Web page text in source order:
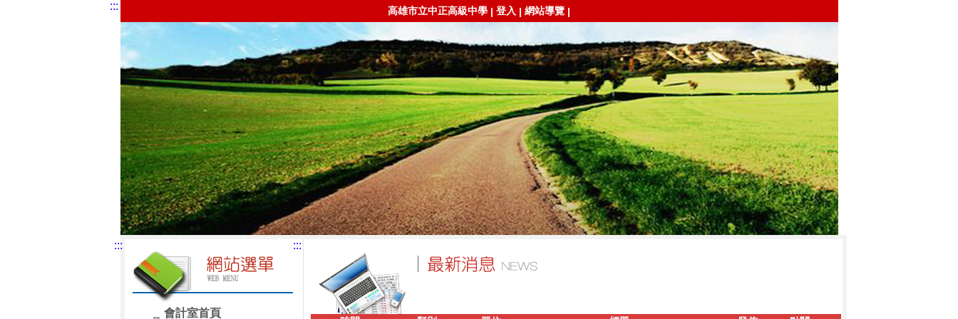
::: 高雄市立中正高級中學 | 登入 | 網站導覽 |
:::
會計室首頁
:::